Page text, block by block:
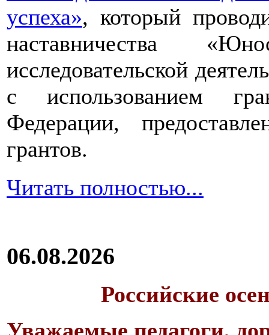
успеха», который
наставничества
исследовательской
с использованием
Федерации,
грантов.
Читать полностью...
06.08.2026
Российские